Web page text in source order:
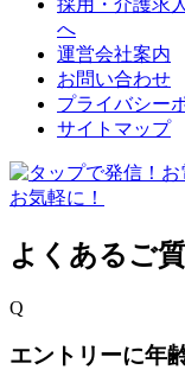
へ
運営会社案内
お問い合わせ
プライバシー
サイトマップ
よくあるご
Q
エントリーに年